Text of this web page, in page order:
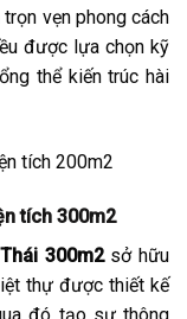
vẹn phong cách
được lựa chọn kỹ
thể kiến trúc hài
tích 300m2
300m2sở hữu
thự được thiết kế